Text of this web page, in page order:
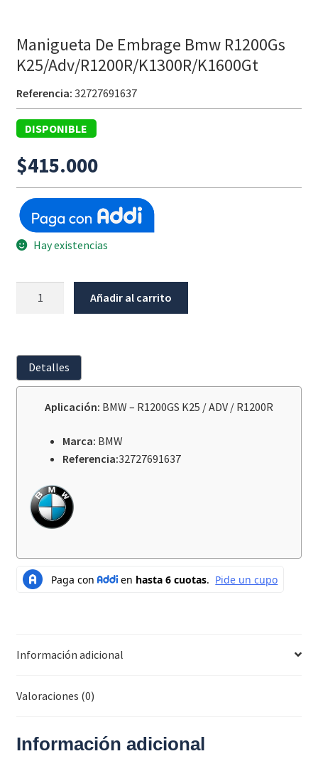
Manigueta De Embrage Bmw R1200Gs
K25/Adv/R1200R/K1300R/K1600Gt
Referencia: 32727691637
DISPONIBLE
$415.000
Hay existencias
R1200Gs
K25/Adv/R1200R/K1300R/K1600Gt
Añadir al carrito
Detalles
Aplicación: BMW – R1200GS K25 / ADV / R1200R
Marca: BMW
Referencia:32727691637
Información adicional
Valoraciones (0)
Información adicional